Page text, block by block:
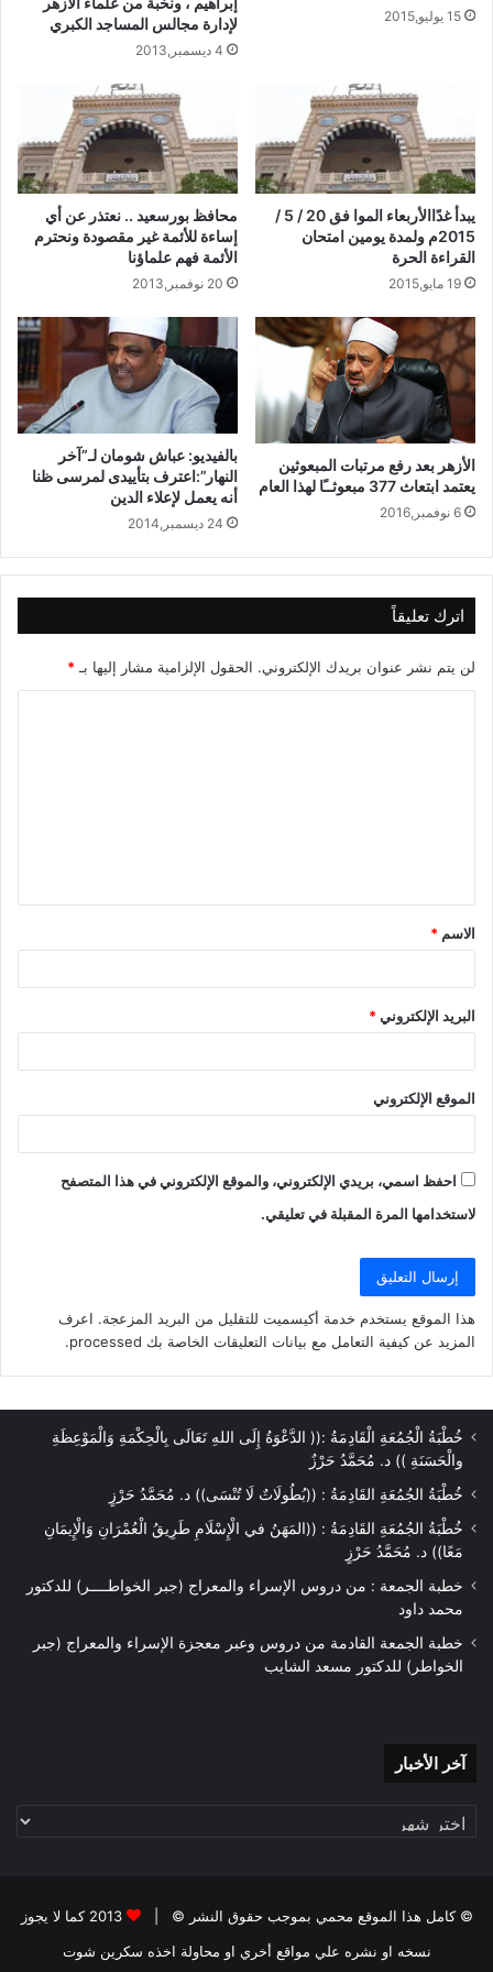
15 يوليو,2015
لإدارة مجالس المساجد الكبري
4 ديسمبر,2013
يبدأ غدًاالأربعاء الموا فق 20 / 5 /
2015م ولمدة يومين امتحان
القراءة الحرة
19 مايو,2015
محافظ بورسعيد .. نعتذر عن أي
إساءة للأئمة غير مقصودة ونحترم
الأئمة فهم علماؤنا
20 نوفمبر,2013
الأزهر بعد رفع مرتبات المبعوثين
يعتمد ابتعاث 377 مبعوثــًا لهذا العام
6 نوفمبر,2016
بالفيديو: عباش شومان لـ”آخر
النهار”:اعترف بتأييدى لمرسى ظنا
أنه يعمل لإعلاء الدين
24 ديسمبر,2014
اترك تعليقاً
لن يتم نشر عنوان بريدك الإلكتروني. الحقول الإلزامية مشار إليها بـ *
ق
*
الاسم *
البريد الإلكتروني*
الموقع الإلكتروني
احفظ اسمي، بريدي الإلكتروني، والموقع الإلكتروني في هذا المتصفح
لاستخدامها المرة المقبلة في تعليقي.
هذا الموقع يستخدم خدمة أكيسميت للتقليل من البريد المزعجة. اعرف
المزيد عن كيفية التعامل مع بيانات التعليقات الخاصة بك processed
.
خُطْبَةُ الْجُمُعَةِ الْقَادِمَةُ :(( الدَّعْوَةُ إِلَى اللهِ تَعَالَى بِالْحِكْمَةِ وَالْمَوْعِظَةِ
والْحَسَنَةِ )) د. مُحَمَّدُ حَرْزٌ
خُطْبَةُ الجُمُعَةِ القَادِمَةُ : ((بُطُولَاتٌ لَا تُنْسَى)) د. مُحَمَّدُ حَرْزٍ
خُطْبَةُ الجُمُعَةِ القَادِمَةُ : ((المَهَنُ في الْإِسْلَامِ طَرِيقُ الْعُمْرَانِ وَالْإِيمَانِ
مَعًا)) د. مُحَمَّدُ حَرْزٍ
خطبة الجمعة : من دروس الإسراء والمعراج (جبر الخواطــــر) للدكتور
محمد داود
خطبة الجمعة القادمة من دروس وعبر معجزة الإسراء والمعراج (جبر
الخواطر) للدكتور مسعد الشايب
آخر الأخبار
© كامل هذا الموقع محمي بموجب حقوق النشر © |
2013 كما لا يجوز
نسخه او نشره علي مواقع أخري او محاولة اخذه سكرين شوت